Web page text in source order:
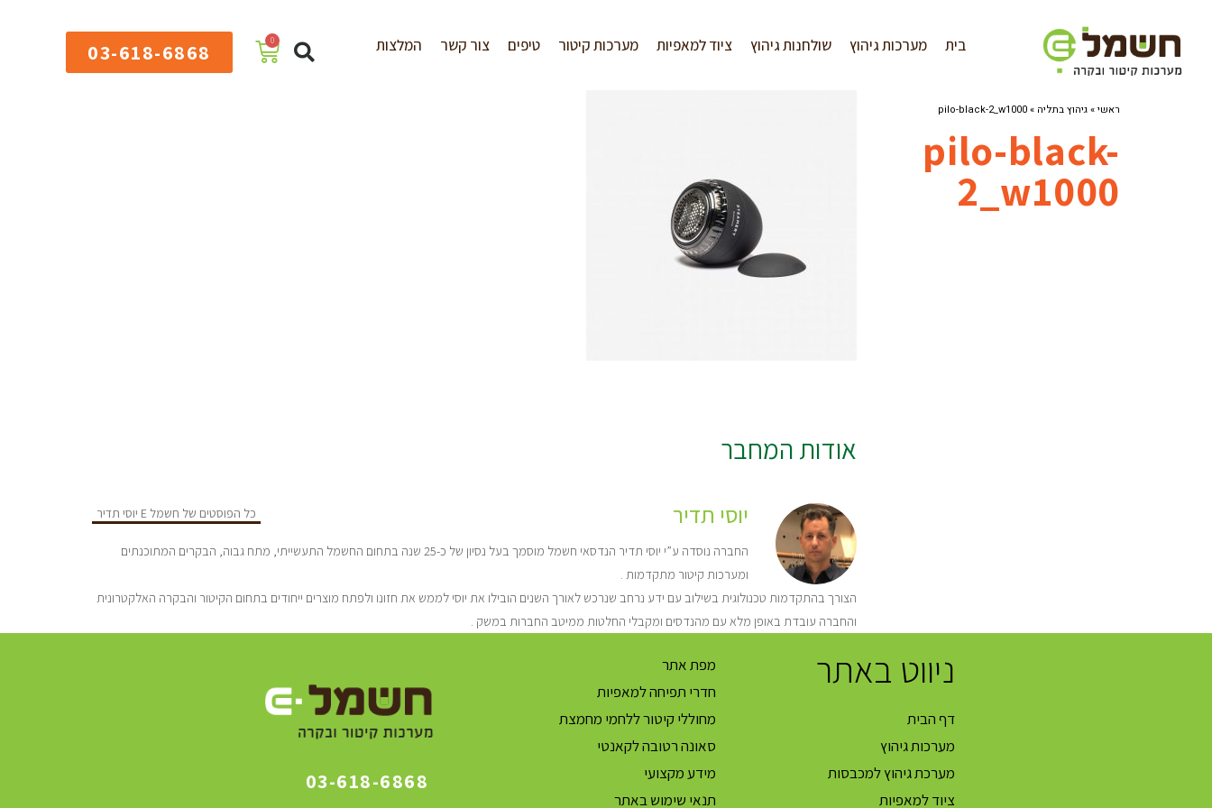
בית
מערכות גיהוץ שולחנות גיהוץ ציוד למאפיות מערכות קיטור טיפים צור קשר המלצות 0
03-618-6868
ראשי»גיהוץ בתליה »
pilo-black-2_w1000
pilo-black-
2_w1000
אודות המחבר
יוסי תדיר כל הפוסטים של חשמל E יוסי תדיר
החברה נוסדה ע”י יוסי תדיר הנדסאי חשמל מוסמך בעל נסיון של כ-25 שנה בתחום החשמל התעשייתי, מתח גבוה, הבקרים המתוכנתים
ומערכות קיטור מתקדמות .
הצורך בהתקדמות טכנולוגית בשילוב עם ידע נרחב שנרכש לאורך השנים הובילו את יוסי לממש את חזונו ולפתח מוצרים ייחודים בתחום הקיטור והבקרה האלקטרונית
והחברה עובדת באופן מלא עם מהנדסים ומקבלי החלטות ממיטב החברות במשק .
ניווט באתר
דף הבית
מערכות גיהוץ
מערכת גיהוץ למכבסות
ציוד למאפיות
מפת אתר
חדרי תפיחה למאפיות
מחוללי קיטור ללחמי מחמצת
סאונה רטובה לקאנטי
מידע מקצועי
תנאי שימוש באתר
03-618-6868